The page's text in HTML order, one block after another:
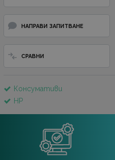
НАПРАВИ ЗАПИТВАНЕ
СРАВНИ
Консумативи
HP